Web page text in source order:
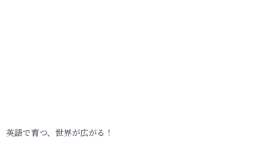
英語で育つ、世界が広がる！